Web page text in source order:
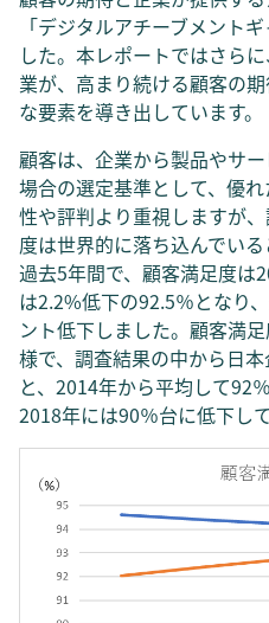
「デジタルアチーブメント
した。本レポートではさら
業が、高まり続ける顧客の
な要素を導き出しています。
顧客は、企業から製品やサ
場合の選定基準として、優
性や評判より重視しますが
度は世界的に落ち込んでい
過去5年間で、顧客満足度は
は2.2%低下の92.5％となり
ント低下しました。顧客満
様で、調査結果の中から日
と、2014年から平均して92
2018年には90％台に低下し